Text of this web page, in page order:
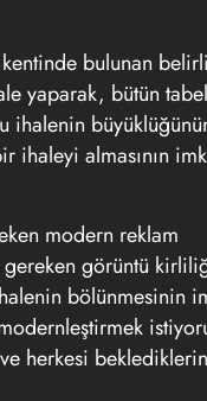
kentinde bulunan
yaparak, bütün
ihalenin
almasının
modern reklam
gereken görüntü
bölünmesinin
herkesi